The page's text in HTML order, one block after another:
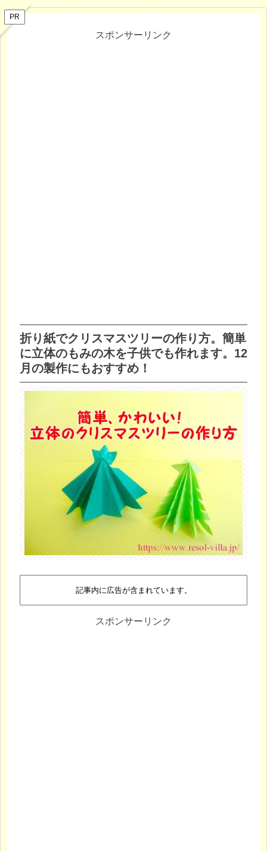
PR
スポンサーリンク
折り紙でクリスマスツリーの作り方。簡単
に立体のもみの木を子供でも作れます。12
月の製作にもおすすめ！
記事内に広告が含まれています。
スポンサーリンク